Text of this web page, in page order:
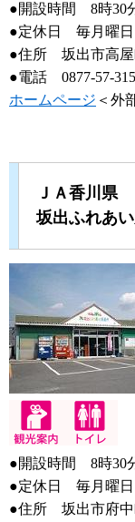
●開設時間 8時30
●定休日 毎月曜日
●住所 坂出市高屋
●電話 0877-57-
ホームページ ＜外
ＪＡ香川県
坂出ふれあ
●開設時間 8時30
●定休日 毎月曜日
●住所 坂出市府中